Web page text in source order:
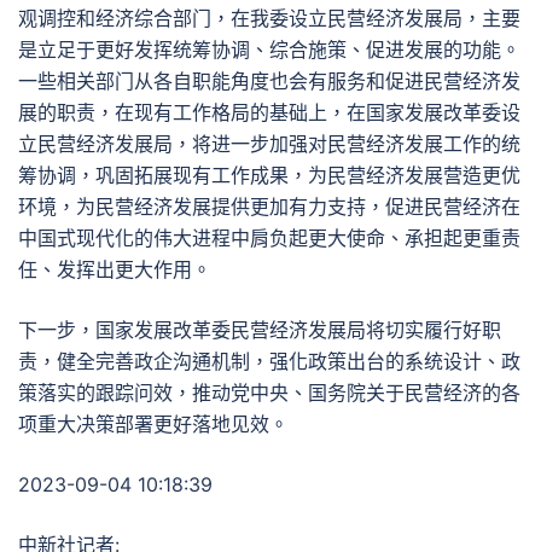
观调控和经济综合部门，在我委设立民营经济发展局，主要
是立足于更好发挥统筹协调、综合施策、促进发展的功能。
一些相关部门从各自职能角度也会有服务和促进民营经济发
展的职责，在现有工作格局的基础上，在国家发展改革委设
立民营经济发展局，将进一步加强对民营经济发展工作的统
筹协调，巩固拓展现有工作成果，为民营经济发展营造更优
环境，为民营经济发展提供更加有力支持，促进民营经济在
中国式现代化的伟大进程中肩负起更大使命、承担起更重责
任、发挥出更大作用。
下一步，国家发展改革委民营经济发展局将切实履行好职
责，健全完善政企沟通机制，强化政策出台的系统设计、政
策落实的跟踪问效，推动党中央、国务院关于民营经济的各
项重大决策部署更好落地见效。
2023-09-04 10:18:39
中新社记者: